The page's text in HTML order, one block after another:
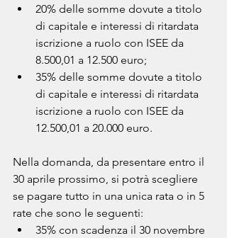
20% delle somme dovute a titolo
di capitale e interessi di ritardata
iscrizione a ruolo con ISEE da
8.500,01 a 12.500 euro;
35% delle somme dovute a titolo
di capitale e interessi di ritardata
iscrizione a ruolo con ISEE da
12.500,01 a 20.000 euro.
Nella domanda, da presentare entro il
30 aprile prossimo, si potrà scegliere
se pagare tutto in una unica rata o in 5
rate che sono le seguenti:
35% con scadenza il 30 novembre